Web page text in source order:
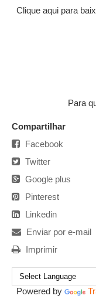
Clique aqui para
Para
Compartilhar
Facebook
Twitter
Google plus
Pinterest
Linkedin
Enviar por e-mail
Imprimir
Powered by